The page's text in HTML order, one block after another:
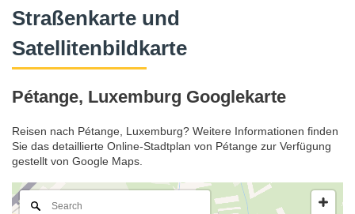
Straßenkarte und
Satellitenbildkarte
Pétange, Luxemburg Googlekarte
Reisen nach Pétange, Luxemburg? Weitere Informationen finden
Sie das detaillierte Online-Stadtplan von Pétange zur Verfügung
gestellt von Google Maps.